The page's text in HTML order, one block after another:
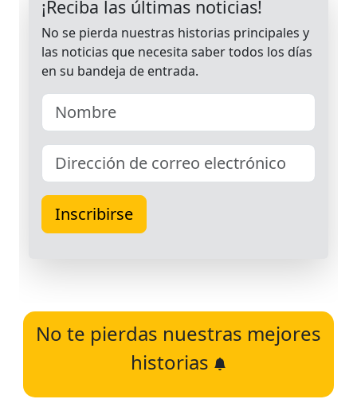
No te pierdas nuestras mejores
historias